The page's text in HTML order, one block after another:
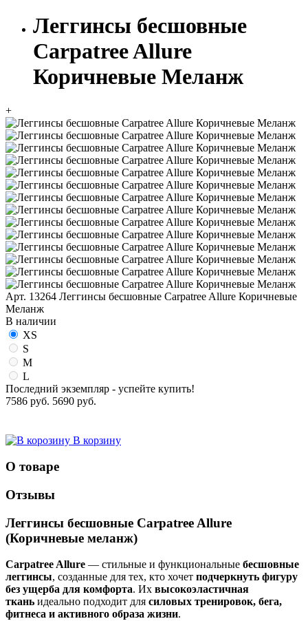
Леггинсы бесшовные
Carpatree Allure
Коричневые Меланж
+
Арт. 13264 Леггинсы бесшовные Carpatree Allure Коричневые
Меланж
В наличии
XS
S
M
L
Последний экземпляр - успейте купить!
7586 руб. 5690 руб.
В корзину
О товаре
Отзывы
Леггинсы бесшовные Carpatree Allure
(Коричневые меланж)
Carpatree Allure — стильные и функциональные бесшовные
леггинсы, созданные для тех, кто хочет подчеркнуть фигуру
без ущерба для комфорта. Их высокоэластичная
ткань идеально подходит для силовых тренировок, бега,
фитнеса и активного образа жизни.